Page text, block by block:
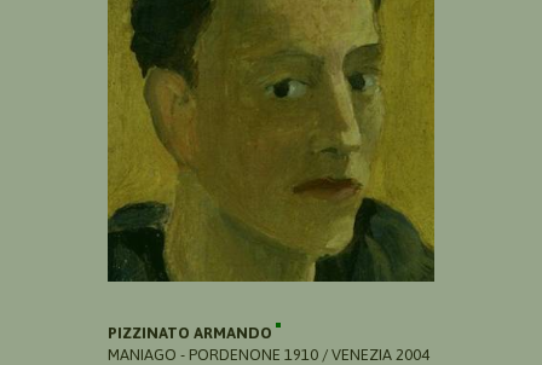
PIZZINATO ARMANDO
MANIAGO - PORDENONE 1910 / VENEZIA 2004